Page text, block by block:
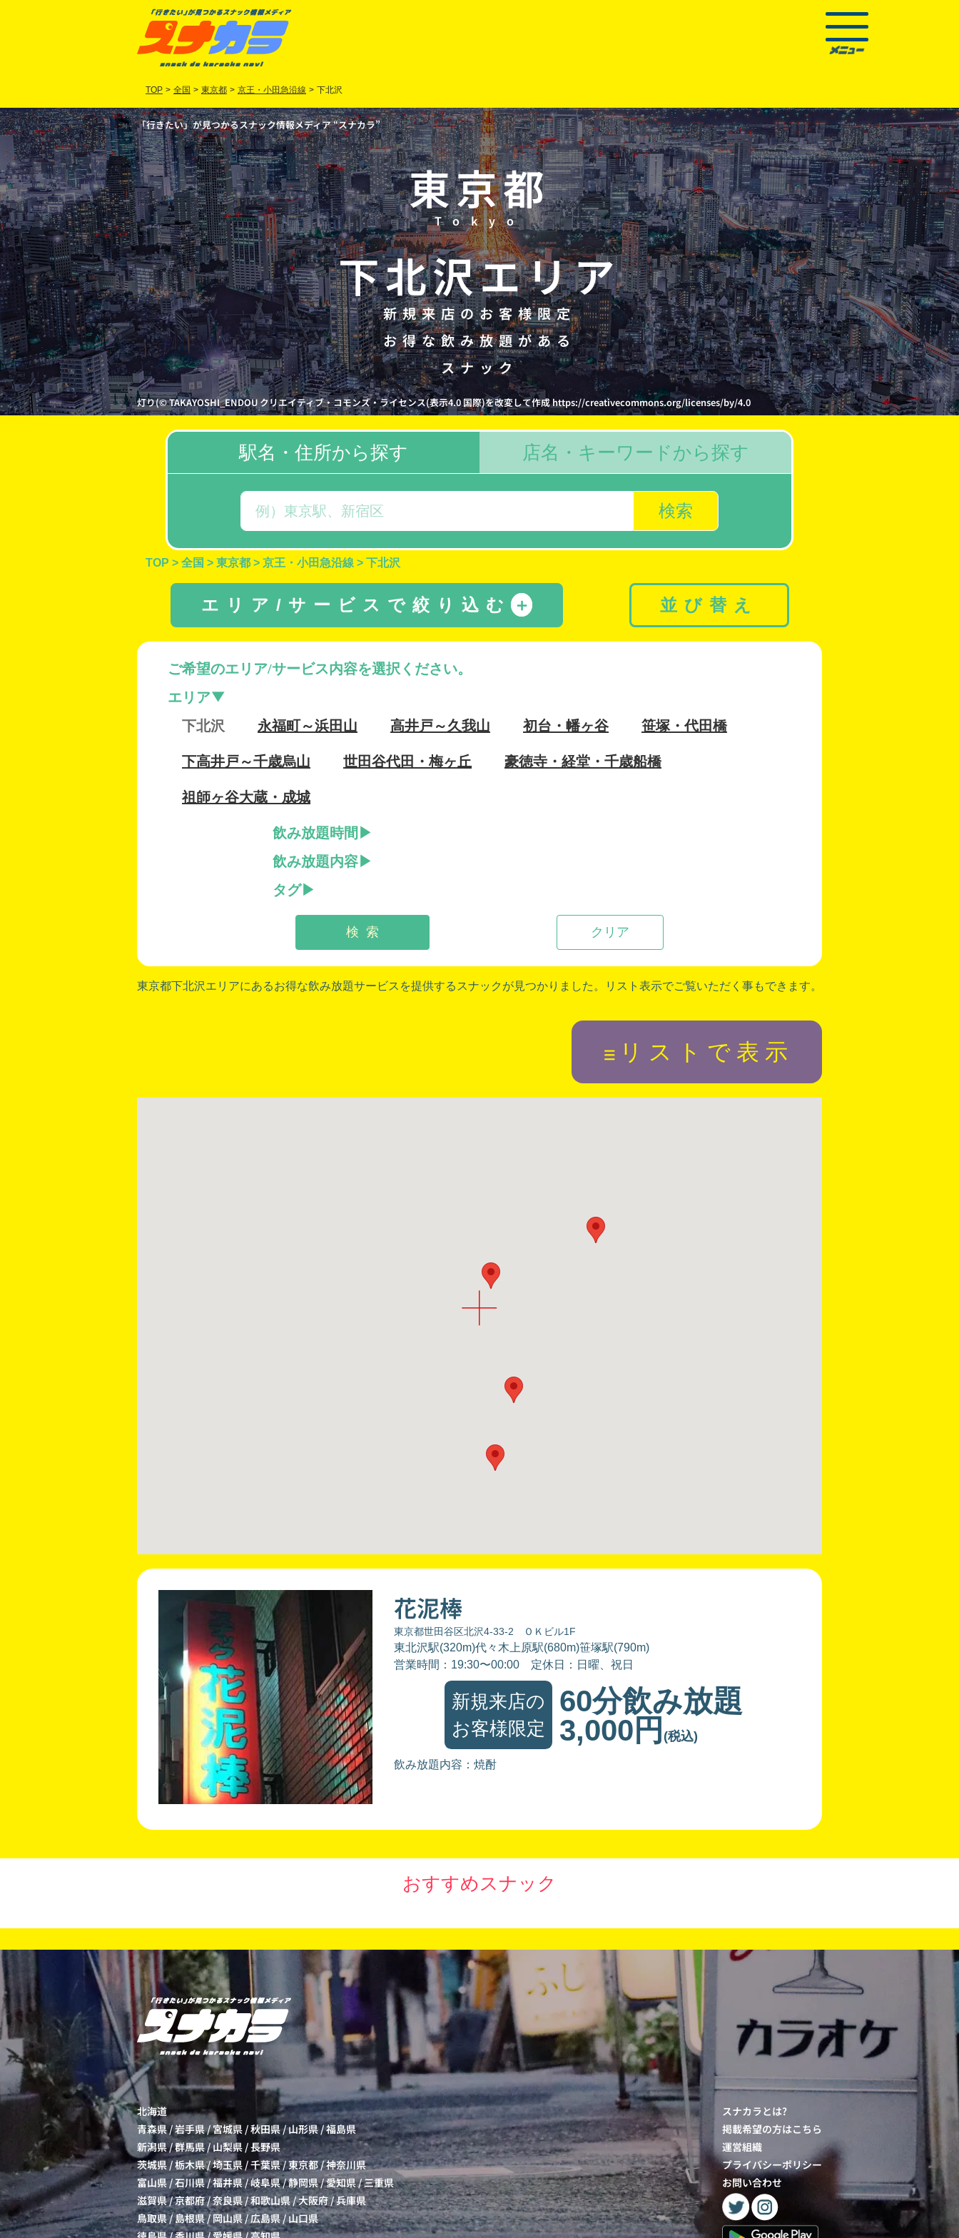
TOP > 全国 > 東京都 > 京王・小田急沿線 > 下北沢
「行きたい」が見つかるスナック情報メディア “スナカラ”
東京都
Tokyo
下北沢エリア
新規来店のお客様限定
お得な飲み放題がある
スナック
灯り(© TAKAYOSHI_ENDOU クリエイティブ・コモンズ・ライセンス(表示4.0 国際)を改変して作成 https://creativecommons.org/licenses/by/4.0
駅名・住所から探す
検索
店名・キーワードから探す
TOP > 全国 > 東京都 > 京王・小田急沿線 > 下北沢
エリア/サービスで絞り込む ＋
ご希望のエリア/サービス内容を選択ください。
エリア
下北沢
永福町～浜田山 高井戸～久我山 初台・幡ヶ谷 笹塚・代田橋
下高井戸～千歳烏山 世田谷代田・梅ヶ丘 豪徳寺・経堂・千歳船橋
祖師ヶ谷大蔵・成城
飲み放題時間
飲み放題内容
タグ
クリア
検 索
並び替え
東京都下北沢エリアにあるお得な飲み放題サービスを提供するスナックが見つかりました。リスト表示でご覧いただく事もできます。
リストで表示
花泥棒
東京都世田谷区北沢4-33-2 ＯＫビル1F
東北沢駅(320m)代々木上原駅(680m)笹塚駅(790m)
営業時間：19:30〜00:00
定休日：日曜、祝日
新規来店の
お客様限定
60分飲み放題
3,000円 (税込)
飲み放題内容：焼酎
おすすめスナック
北海道
青森県/岩手県/宮城県 /秋田県/山形県/福島県
新潟県/群馬県/山梨県 /長野県
茨城県/栃木県/埼玉県 /千葉県/東京都/神奈川県
富山県/石川県/福井県/岐阜県/静岡県/愛知県/三重県
滋賀県/京都府/奈良県/和歌山県/大阪府/兵庫県
鳥取県/島根県/岡山県/広島県/山口県
スナカラとは?
掲載希望の方はこちら
運営組織
プライバシーポリシー
お問い合わせ